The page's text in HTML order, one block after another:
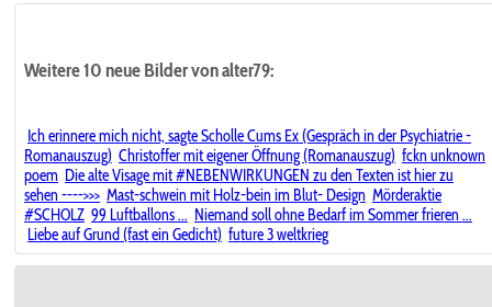
Weitere 10 neue Bilder von alter79:
Ich erinnere mich nicht, sagte Scholle Cums Ex (Gespräch in der Psychiatrie -
Romanauszug) Christoffer mit eigener Öffnung (Romanauszug) fckn unknown
poem Die alte Visage mit #NEBENWIRKUNGEN zu den Texten ist hier zu
sehen ---->>> Mast-schwein mit Holz-bein im Blut- Design Mörderaktie
#SCHOLZ 99 Luftballons ... Niemand soll ohne Bedarf im Sommer frieren ...
Liebe auf Grund (fast ein Gedicht) future 3 weltkrieg